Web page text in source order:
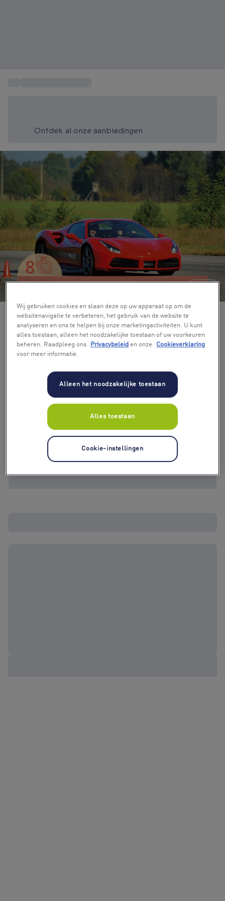
Ontdek al onze aanbiedingen
Wij gebruiken cookies en slaan deze op uw apparaat op om de
websitenavigatie te verbeteren, het gebruik van de website te
analyseren en ons te helpen bij onze marketingactiviteiten. U kunt
alles toestaan, alleen het noodzakelijke toestaan of uw voorkeuren
beheren. Raadpleeg ons
Privacybeleid en onze
Cookieverklaring
voor meer informatie.
Alleen het noodzakelijke toestaan
Alles toestaan
Cookie-instellingen